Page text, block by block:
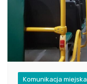
Komunikacja miejska